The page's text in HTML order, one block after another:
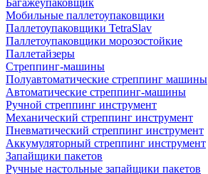
Багажеупаковщик
Мобильные паллетоупаковщики
Паллетоупаковщики TetraSlav
Паллетоупаковщики морозостойкие
Паллетайзеры
Стреппинг-машины
Полуавтоматические стреппинг машины
Автоматические стреппинг-машины
Ручной стреппинг инструмент
Механический стреппинг инструмент
Пневматический стреппинг инструмент
Аккумуляторный стреппинг инструмент
Запайщики пакетов
Ручные настольные запайщики пакетов